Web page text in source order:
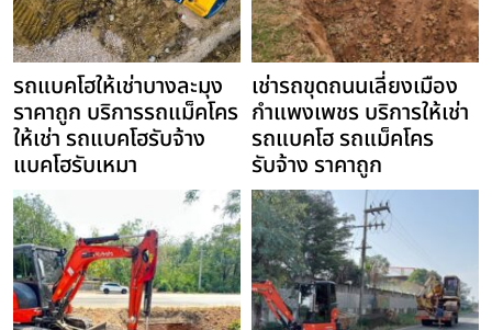
รถแบคโฮให้เช่าบางละมุง
ราคาถูก บริการรถแม็คโคร
ให้เช่า รถแบคโฮรับจ้าง
แบคโฮรับเหมา
เช่ารถขุดถนนเลี่ยงเมือง
กำแพงเพชร บริการให้เช่า
รถแบคโฮ รถแม็คโคร
รับจ้าง ราคาถูก